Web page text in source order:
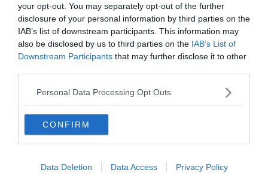
your opt-out. You may separately opt-out of the further
disclosure of your personal information by third parties on the
IAB’s list of downstream participants. This information may
also be disclosed by us to third parties on the IAB’s List of
Downstream Participants that may further disclose it to other
Personal Data Processing Opt Outs
CONFIRM
Data Deletion Data Access Privacy Policy
Crédit photo : Facebook – CULTURE BRETONNE & CELTIQUE
de ces bassins est une curiosité de Saint-Suliac. La